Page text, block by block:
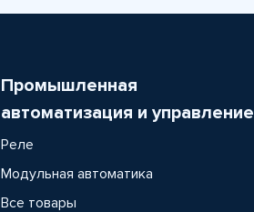
Промышленная
автоматизация и управление
Реле
Модульная автоматика
Все товары